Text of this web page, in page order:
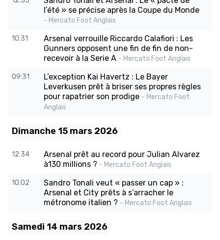
l’été » se précise après la Coupe du Monde
- Mercato Foot Anglais
10:31
Arsenal verrouille Riccardo Calafiori : Les
Gunners opposent une fin de fin de non-
recevoir à la Serie A - Mercato Foot Anglais
09:31
L’exception Kai Havertz : Le Bayer
Leverkusen prêt à briser ses propres règles
pour rapatrier son prodige - Mercato Foot
Anglais
Dimanche 15 mars 2026
12:34
Arsenal prêt au record pour Julian Alvarez
à130 millions ? - Mercato Foot Anglais
10:02
Sandro Tonali veut « passer un cap » :
Arsenal et City prêts à s’arracher le
métronome italien ? - Mercato Foot Anglais
Samedi 14 mars 2026